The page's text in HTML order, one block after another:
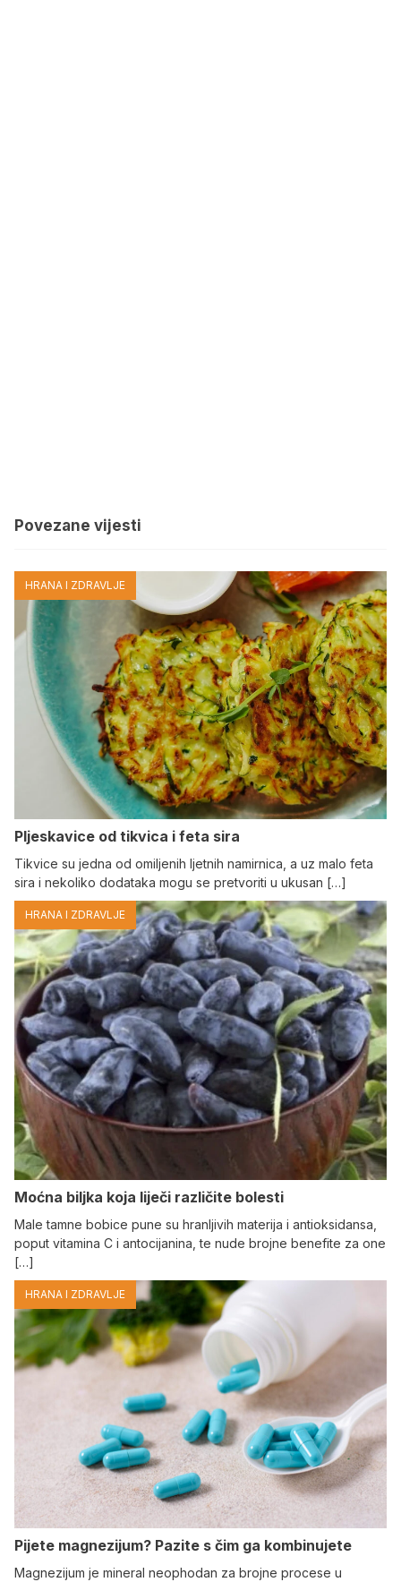
Povezane vijesti
HRANA I ZDRAVLJE
Pljeskavice od tikvica i feta sira
Tikvice su jedna od omiljenih ljetnih namirnica, a uz malo feta
sira i nekoliko dodataka mogu se pretvoriti u ukusan […]
HRANA I ZDRAVLJE
Moćna biljka koja liječi različite bolesti
Male tamne bobice pune su hranljivih materija i antioksidansa,
poput vitamina C i antocijanina, te nude brojne benefite za one
[…]
HRANA I ZDRAVLJE
Pijete magnezijum? Pazite s čim ga kombinujete
Magnezijum je mineral neophodan za brojne procese u